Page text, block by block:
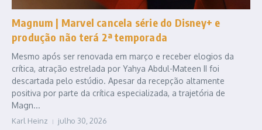
Magnum | Marvel cancela série do Disney+ e
produção não terá 2ª temporada
Mesmo após ser renovada em março e receber elogios da
crítica, atração estrelada por Yahya Abdul-Mateen II foi
descartada pelo estúdio. Apesar da recepção altamente
positiva por parte da crítica especializada, a trajetória de
Magn...
Karl Heinz julho 30, 2026